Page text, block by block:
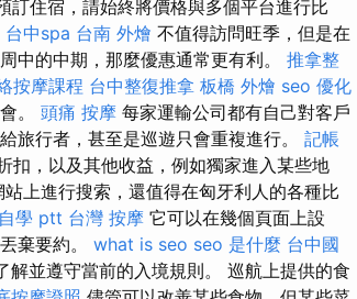
訂住宿，請始終將價格與多個平台進行比
台中spa 台南 外燴 不值得訪問旺季，但是在
中的中期，那麼優惠通常更有利。 推拿整
按摩課程 台中整復推拿 板橋 外燴 seo 優化
。 頭痛 按摩 每家運輸公司都有自己對客戶
旅行者，甚至是巡遊只會重複進行。 記帳
扣，以及其他收益，例如獨家進入某些地
上進行搜索，還值得在匈牙利人的各種比
學 ptt 台灣 按摩 它可以在幾個頁面上設
棄要約。 what is seo seo 是什麼 台中國
解並遵守當前的入境規則。 巡航上提供的食